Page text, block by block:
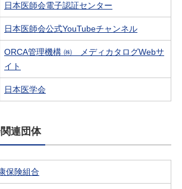
日本医師会電子認証センター
日本医師会公式YouTubeチャンネル
ORCA管理機構 ㈱ メディカタログWebサ
イト
日本医学会
連団体
保険組合